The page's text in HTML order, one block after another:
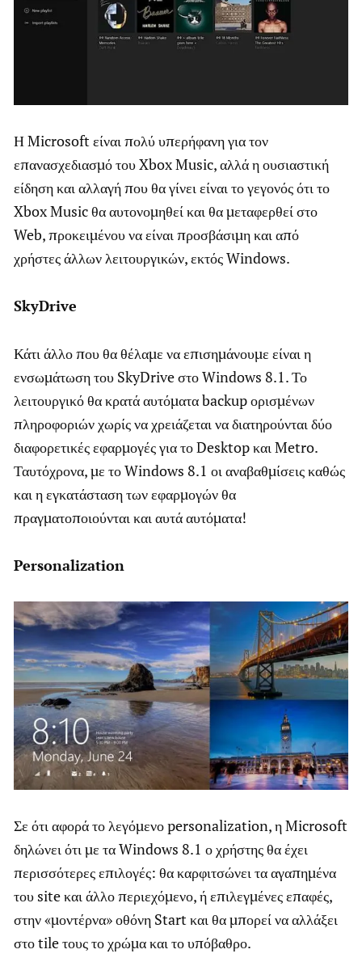
Η Microsoft είναι πολύ υπερήφανη για τον
επανασχεδιασμό του Xbox Music, αλλά η ουσιαστική
είδηση και αλλαγή που θα γίνει είναι το γεγονός ότι το
Xbox Music θα αυτονομηθεί και θα μεταφερθεί στο
Web, προκειμένου να είναι προσβάσιμη και από
χρήστες άλλων λειτουργικών, εκτός Windows.
SkyDrive
Κάτι άλλο που θα θέλαμε να επισημάνουμε είναι η
ενσωμάτωση του SkyDrive στο Windows 8.1. Το
λειτουργικό θα κρατά αυτόματα backup ορισμένων
πληροφοριών χωρίς να χρειάζεται να διατηρούνται δύο
διαφορετικές εφαρμογές για το Desktop και Metro.
Ταυτόχρονα, με το Windows 8.1 οι αναβαθμίσεις καθώς
και η εγκατάσταση των εφαρμογών θα
πραγματοποιούνται και αυτά αυτόματα!
Personalization
Σε ότι αφορά το λεγόμενο personalization, η Microsoft
δηλώνει ότι με τα Windows 8.1 ο χρήστης θα έχει
περισσότερες επιλογές: θα καρφιτσώνει τα αγαπημένα
του site και άλλο περιεχόμενο, ή επιλεγμένες επαφές,
στην «μοντέρνα» οθόνη Start και θα μπορεί να αλλάξει
στο tile τους το χρώμα και το υπόβαθρο.